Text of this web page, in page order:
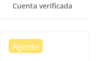
Cuenta verificada